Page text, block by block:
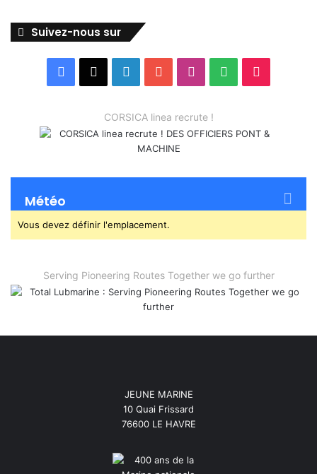
Suivez-nous sur
Facebook
X LinkedinYouTubeInstagram
Spotify
CORSICA linea recrute !
Météo
Vous devez définir l'emplacement.
Serving Pioneering Routes Together we go further
JEUNE MARINE
10 Quai Frissard
76600 LE HAVRE